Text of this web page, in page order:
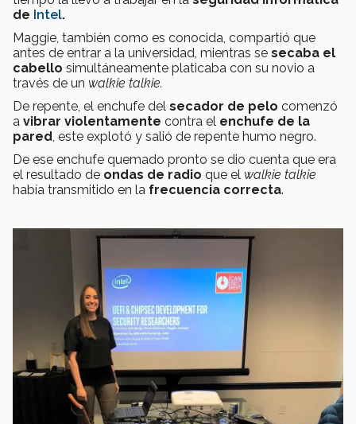
de Intel.
Maggie, también como es conocida, compartió que
antes de entrar a la universidad, mientras se secaba el
cabello simultáneamente platicaba con su novio a
través de un walkie talkie.
De repente, el enchufe del secador de pelo comenzó
a vibrar violentamente contra el enchufe de la
pared , este explotó y salió de repente humo negro.
De ese enchufe quemado pronto se dio cuenta que era
el resultado de ondas de radio que el walkie talkie
había transmitido en la frecuencia correcta.